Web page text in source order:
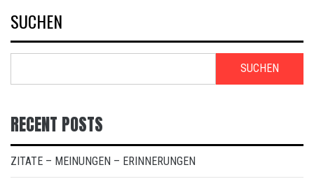
SUCHEN
SUCHEN
RECENT POSTS
ZITATE – MEINUNGEN – ERINNERUNGEN